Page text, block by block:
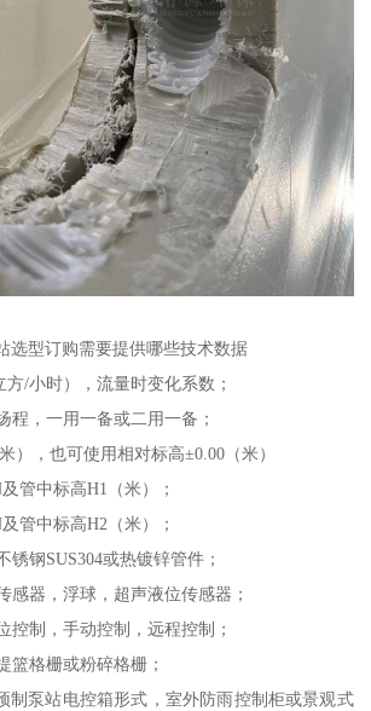
选型订购需要提供哪些技术数据
/小时），流量时变化系数；
程，一用一备或二用一备；
），也可使用相对标高±0.00（米）
管中标高H1（米）；
管中标高H2（米）；
锈钢SUS304或热镀锌管件；
感器，浮球，超声液位传感器；
控制，手动控制，远程控制；
篮格栅或粉碎格栅；
制泵站电控箱形式，室外防雨控制柜或景观式